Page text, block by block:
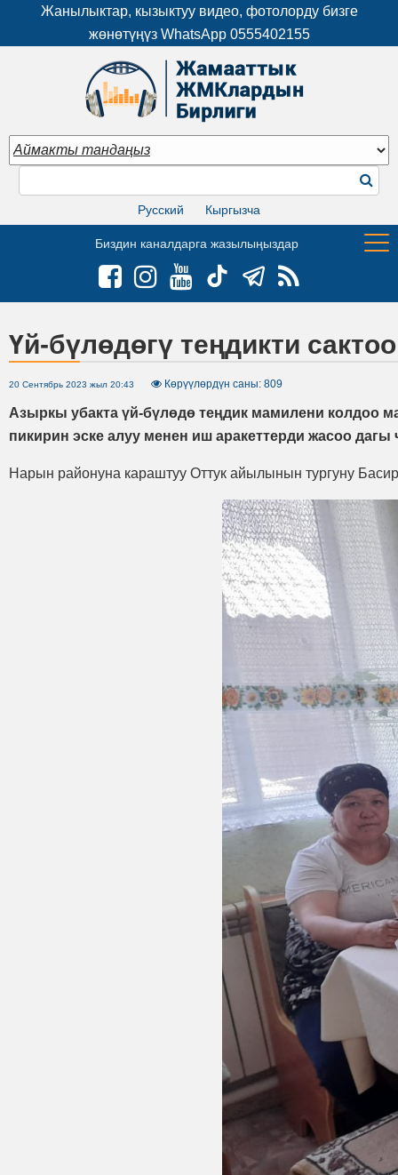
Жанылыктар, кызыктуу видео, фотолорду бизге
жөнөтүңүз WhatsApp 0555402155
Русский Кыргызча
Биздин каналдарга жазылыңыздар
Үй-бүлөдөгү теңдикти
20 Сентябрь 2023 жыл 20:43 Көрүүлөрдүн саны: 809
Азыркы убакта үй-бүлөдө теңдик мамилени колдоо
пикирин эске алуу менен иш аракеттерди жасоо
Нарын районуна караштуу Оттук айылынын тургуну